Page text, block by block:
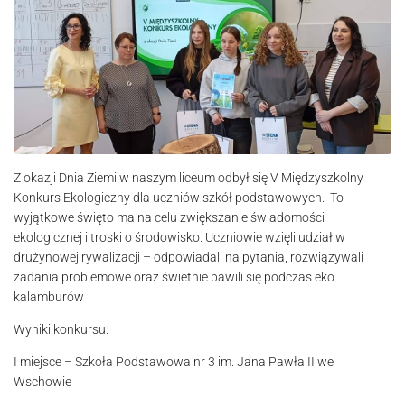
Z okazji Dnia Ziemi w naszym liceum odbył się V Międzyszkolny
Konkurs Ekologiczny dla uczniów szkół podstawowych. To
wyjątkowe święto ma na celu zwiększanie świadomości
ekologicznej i troski o środowisko. Uczniowie wzięli udział w
drużynowej rywalizacji – odpowiadali na pytania, rozwiązywali
zadania problemowe oraz świetnie bawili się podczas eko
kalamburów
Wyniki konkursu:
I miejsce – Szkoła Podstawowa nr 3 im. Jana Pawła II we
Wschowie